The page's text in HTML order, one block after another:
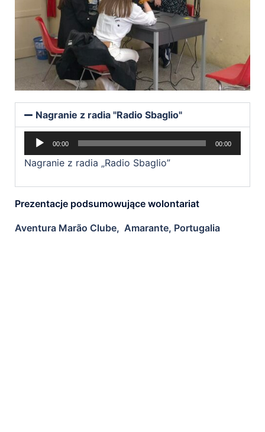
Nagranie z radia "Radio Sbaglio"
Odtwarzacz
plików
dźwiękowych
00:00 00:00
Nagranie z radia „Radio Sbaglio”
Prezentacje podsumowujące wolontariat
Aventura Marão Clube, Amarante, Portugalia